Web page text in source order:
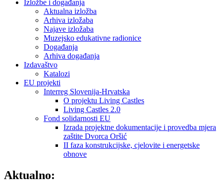
Izložbe i događanja
Aktualna izložba
Arhiva izložaba
Najave izložaba
Muzejsko edukativne radionice
Događanja
Arhiva događanja
Izdavaštvo
Katalozi
EU projekti
Interreg Slovenija-Hrvatska
O projektu Living Castles
Living Castles 2.0
Fond solidarnosti EU
Izrada projektne dokumentacije i provedba mjera
zaštite Dvorca Oršić
II faza konstrukcijske, cjelovite i energetske
obnove
Aktualno: